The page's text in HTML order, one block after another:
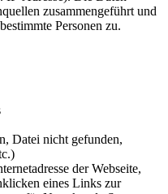
zusammengeführt und
Personen zu.
Datei nicht gefunden,
der Webseite,
eines Links zur